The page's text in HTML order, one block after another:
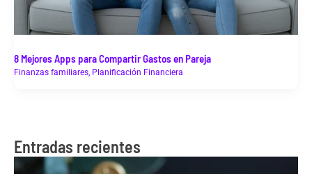
8 Mejores Apps para Compartir Gastos en Pareja
Finanzas familiares, Planificación Financiera
Entradas recientes